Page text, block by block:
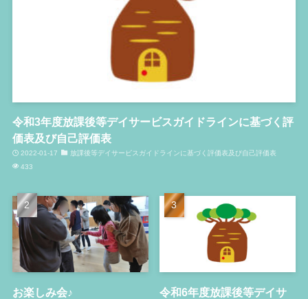
令和3年度放課後等デイサービスガイドラインに基づく評
価表及び自己評価表
2022-01-17
放課後等デイサービスガイドラインに基づく評価表及び自己評価表
433
お楽しみ会♪
令和6年度放課後等デイサ